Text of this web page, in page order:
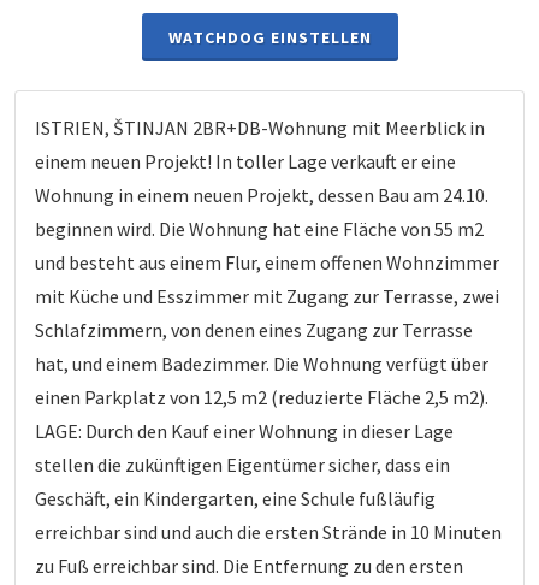
WATCHDOG EINSTELLEN
ISTRIEN, ŠTINJAN 2BR+DB-Wohnung mit Meerblick in
einem neuen Projekt! In toller Lage verkauft er eine
Wohnung in einem neuen Projekt, dessen Bau am 24.10.
beginnen wird. Die Wohnung hat eine Fläche von 55 m2
und besteht aus einem Flur, einem offenen Wohnzimmer
mit Küche und Esszimmer mit Zugang zur Terrasse, zwei
Schlafzimmern, von denen eines Zugang zur Terrasse
hat, und einem Badezimmer. Die Wohnung verfügt über
einen Parkplatz von 12,5 m2 (reduzierte Fläche 2,5 m2).
LAGE: Durch den Kauf einer Wohnung in dieser Lage
stellen die zukünftigen Eigentümer sicher, dass ein
Geschäft, ein Kindergarten, eine Schule fußläufig
erreichbar sind und auch die ersten Strände in 10 Minuten
zu Fuß erreichbar sind. Die Entfernung zu den ersten